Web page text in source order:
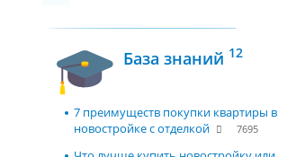
База знаний 12
7 преимуществ покупки квартиры в
новостройке с отделкой
7695